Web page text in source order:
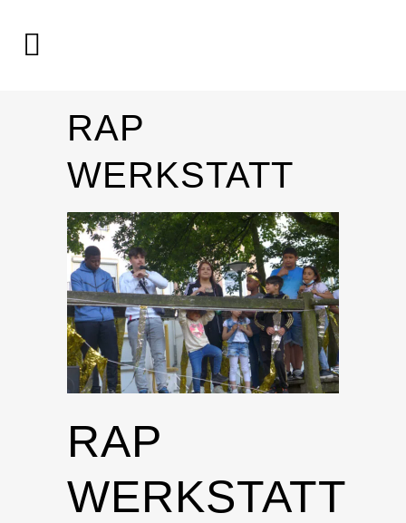
RAP
WERKSTATT
RAP
WERKSTATT